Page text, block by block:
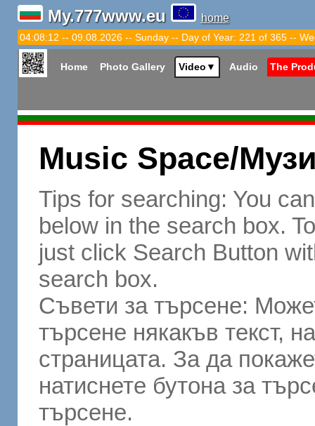
My.777www.eu home
04:08:13 -- 09.08.2026 -- Sunday -- Day of Year: 221 of 365 --
Home Photo Gallery Video ▼ Audio The
Music Space/
Tips for searching: You
below in the search box.
just click Search Button
search box.
Съвети за търсене:
търсене някакъв текст,
страницата. За да
натиснете бутона за
търсене.